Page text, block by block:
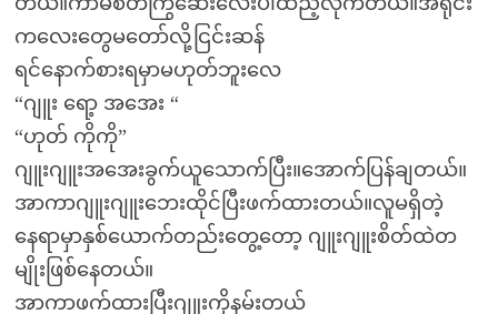
ကလေးတွေမတော်လို့ငြင်းဆန်
ရင်နောက်စားရမှာမဟုတ်ဘူးလေ
“ဂျူး ရော့ အအေး “
“ဟုတ် ကိုကို”
ဂျူးဂျူးအအေးခွက်ယူသောက်ပြီး။အောက်ပြန်ချတယ်။
အာကာဂျူးဂျူးဘေးထိုင်ပြီးဖက်ထားတယ်။လူမရှိတဲ့
နေရာမှာနှစ်ယောက်တည်းတွေ့တော့ ဂျူးဂျူးစိတ်ထဲတ
မျိုးဖြစ်နေတယ်။
အာကာဖက်ထားပြီးဂျူးကိုနမ်းတယ်